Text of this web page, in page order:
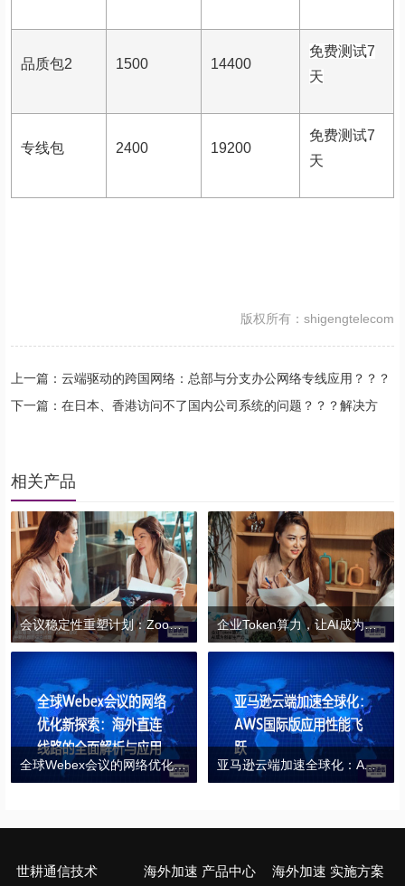
品质包2 1500 14400
免费测试7
天
专线包 2400 19200
免费测试7
天
版权所有：shigengtelecom
上一篇：云端驱动的跨国网络：总部与分支办公网络专线应用？？？
解决方案//shigengtelecom 全球专网
下一篇：在日本、香港访问不了国内公司系统的问题？？？解决方
相关产品
会议稳定性重塑计划：Zoom会议中断问题的综合治理？？？解决方案//shigengtelecom 全球专网 企业Token算力，让AI成为创新生产力？？？解决方案//shigengtelecom 全球专网
全球Webex会议的网络优化新探索：海外直连线路的全面解析与应用？？？解决方案//shigengtelecom 全球专网 亚马逊云端加速全球化：AWS国际版应用性能飞跃？？？解决方案//shigengtelecom 全球专网
世耕通信技术 海外加速 产品中心 海外加速 实施方案